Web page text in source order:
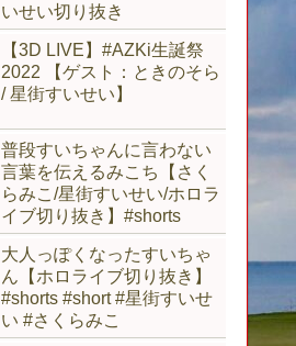
いせい切り抜き
【3D LIVE】#AZKi生誕祭
2022 【ゲスト：ときのそら
/ 星街すいせい】
普段すいちゃんに言わない
言葉を伝えるみこち【さく
らみこ/星街すいせい/ホロラ
イブ切り抜き】#shorts
大人っぽくなったすいちゃ
ん【ホロライブ切り抜き】
#shorts #short #星街すいせ
い #さくらみこ